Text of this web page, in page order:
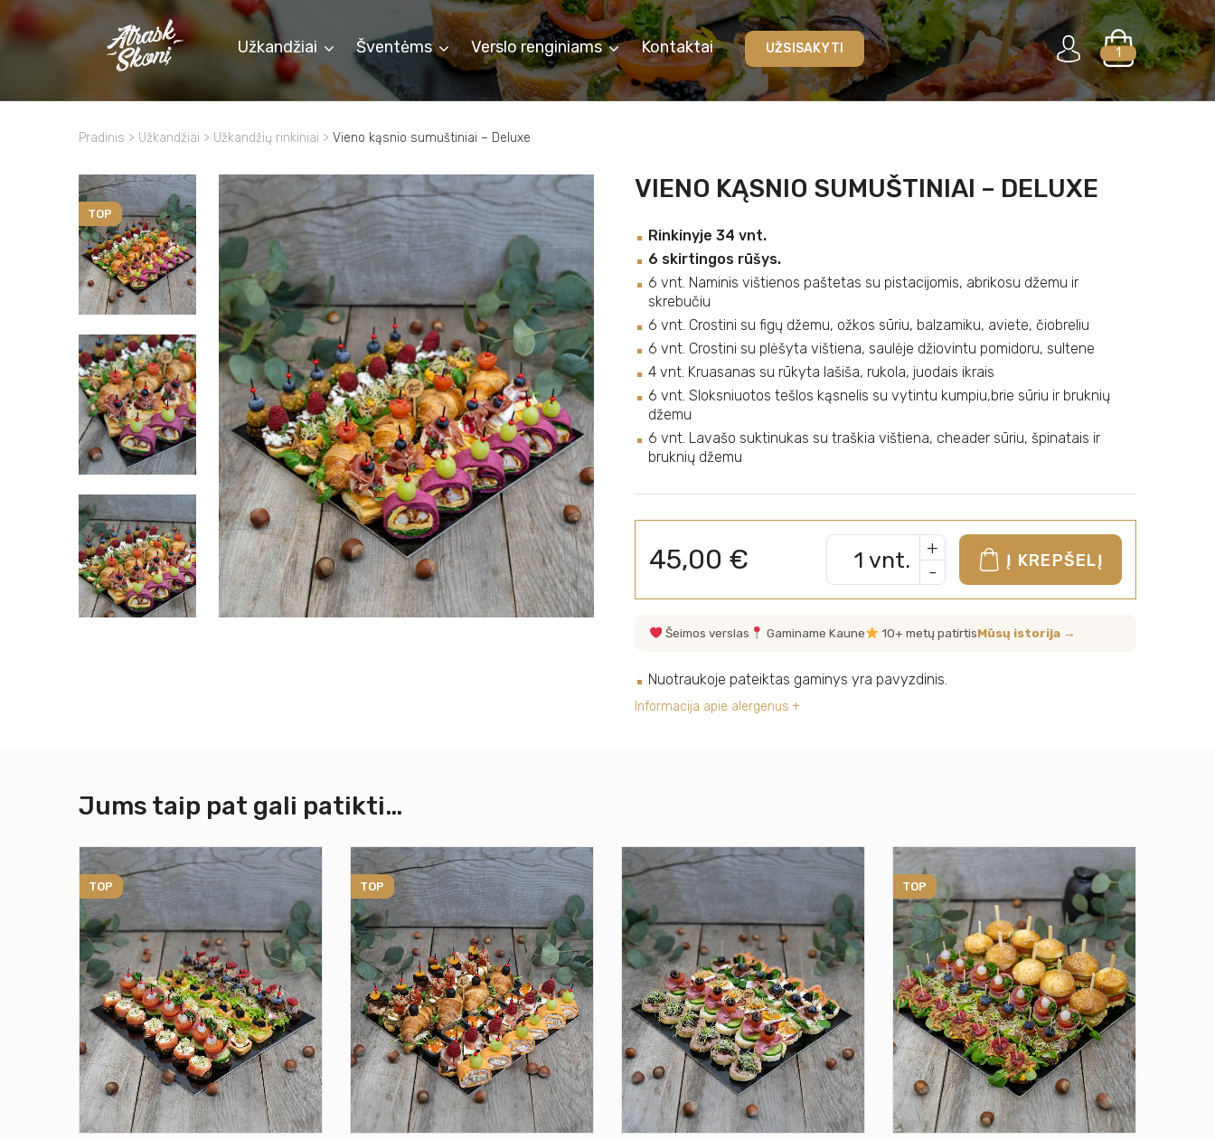
Užkandžiai Šventėms Verslo renginiams Kontaktai UŽSISAKYTI 1
Pradinis > Užkandžiai > Užkandžių rinkiniai > Vieno kąsnio sumuštiniai – Deluxe
TOP
VIENO KĄSNIO SUMUŠTINIAI – DELUXE
Rinkinyje 34 vnt.
6 skirtingos rūšys.
6 vnt. Naminis vištienos paštetas su pistacijomis, abrikosu džemu ir
skrebučiu
6 vnt. Crostini su figų džemu, ožkos sūriu, balzamiku, aviete, čiobreliu
6 vnt. Crostini su plėšyta vištiena, saulėje džiovintu pomidoru, sultene
4 vnt. Kruasanas su rūkyta lašiša, rukola, juodais ikrais
6 vnt. Sloksniuotos tešlos kąsnelis su vytintu kumpiu,brie sūriu ir bruknių
džemu
6 vnt. Lavašo suktinukas su traškia vištiena, cheader sūriu, špinatais ir
bruknių džemu
45,00 € vnt.
+
-
Į KREPŠELĮ
Šeimos verslas Gaminame Kaune 10+ metų patirtisMūsų istorija →
Nuotraukoje pateiktas gaminys yra pavyzdinis.
Informacija apie alergenus
Jums taip pat gali patikti…
TOP TOP TOP